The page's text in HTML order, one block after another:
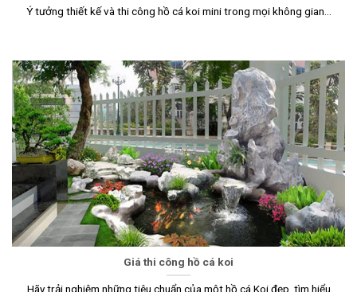
Ý tưởng thiết kế và thi công hồ cá koi mini trong mọi không gian...
Giá thi công hồ cá koi
Hãy trải nghiệm những tiêu chuẩn của một hồ cá Koi đẹp, tìm hiểu